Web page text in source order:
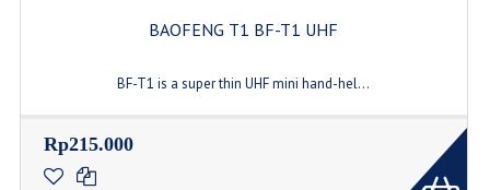
BAOFENG T1 BF-T1 UHF
BF-T1 is a super thin UHF mini hand-hel...
Rp215.000